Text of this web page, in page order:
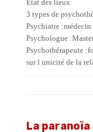
État des lieux
3 types de
Psychiatre :médecin
Psychologue
Psychothérapeute
sur l unicité de la
La